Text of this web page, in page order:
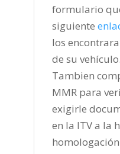
formulario
siguiente
los
de su vehículo.
Tambien
MMR para
exigirle
en la ITV a la